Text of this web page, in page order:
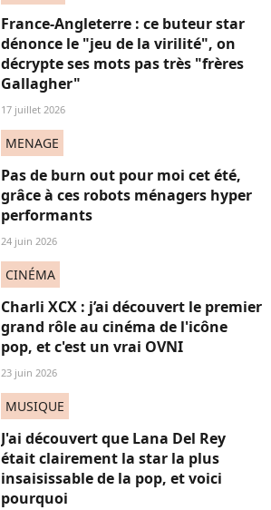
France-Angleterre : ce buteur star
dénonce le "jeu de la virilité", on
décrypte ses mots pas très "frères
Gallagher"
17 juillet 2026
MENAGE
Pas de burn out pour moi cet été,
grâce à ces robots ménagers hyper
performants
24 juin 2026
CINÉMA
Charli XCX : j’ai découvert le premier
grand rôle au cinéma de l'icône
pop, et c'est un vrai OVNI
23 juin 2026
MUSIQUE
J'ai découvert que Lana Del Rey
était clairement la star la plus
insaisissable de la pop, et voici
pourquoi